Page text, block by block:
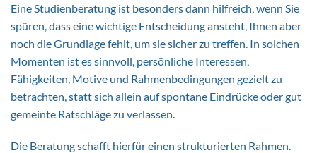
Eine Studienberatung ist besonders dann hilfreich, wenn Sie
spüren, dass eine wichtige Entscheidung ansteht, Ihnen aber
noch die Grundlage fehlt, um sie sicher zu treffen. In solchen
Momenten ist es sinnvoll, persönliche Interessen,
Fähigkeiten, Motive und Rahmenbedingungen gezielt zu
betrachten, statt sich allein auf spontane Eindrücke oder gut
gemeinte Ratschläge zu verlassen.
Die Beratung schafft hierfür einen strukturierten Rahmen.